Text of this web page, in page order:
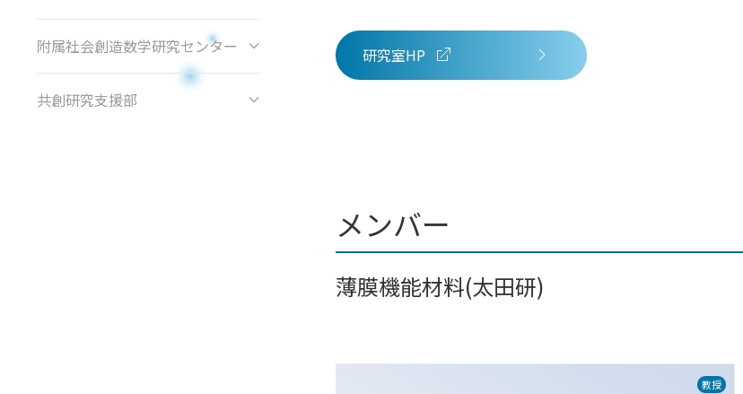
附属社会創造数学研究センター
共創研究支援部
研究室HP
メンバー
薄膜機能材料(太田研)
教授